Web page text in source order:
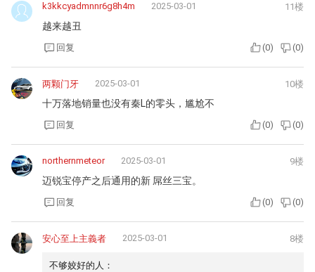
k3kkcyadmnnr6g8h4m 2025-03-01 11楼
越来越丑
回复 (0) (0)
两颗门牙 2025-03-01 10楼
十万落地销量也没有秦L的零头，尴尬不
回复 (0) (0)
northernmeteor 2025-03-01 9楼
迈锐宝停产之后通用的新 屌丝三宝。
回复 (0) (0)
安心至上主義者 2025-03-01 8楼
不够姣好的人：